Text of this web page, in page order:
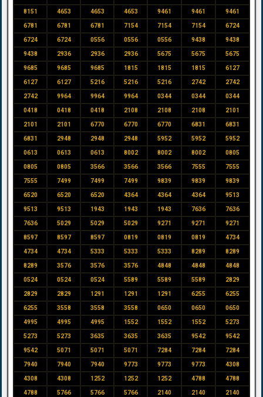
8151 4653 4653 4653 9461 9461 9461
6781 6781 6781 7154 7154 7154 6724
6724 6724 0556 0556 0556 9438 9438
9438 2936 2936 2936 5675 5675 5675
9685 9685 9685 1815 1815 1815 6127
6127 6127 5216 5216 5216 2742 2742
2742 9964 9964 9964 0344 0344 0344
0418 0418 0418 2108 2108 2108 2101
2101 2101 6770 6770 6770 6831 6831
6831 2948 2948 2948 5952 5952 5952
0613 0613 0613 8002 8002 8002 0805
0805 0805 3566 3566 3566 7555 7555
7555 7499 7499 7499 9839 9839 9839
6520 6520 6520 4364 4364 4364 9513
9513 9513 1943 1943 1943 7636 7636
7636 5029 5029 5029 9271 9271 9271
8597 8597 8597 0819 0819 0819 4734
4734 4734 5333 5333 5333 8289 8289
8289 3576 3576 3576 4848 4848 4848
0524 0524 0524 5589 5589 5589 2829
2829 2829 1291 1291 1291 6255 6255
6255 3558 3558 3558 0650 0650 0650
4995 4995 4995 1552 1552 1552 5273
5273 5273 3635 3635 3635 9542 9542
9542 5071 5071 5071 7284 7284 7284
7940 7940 7940 9773 9773 9773 4308
4308 4308 1252 1252 1252 4788 4788
4788 5766 5766 5766 2140 2140 2140